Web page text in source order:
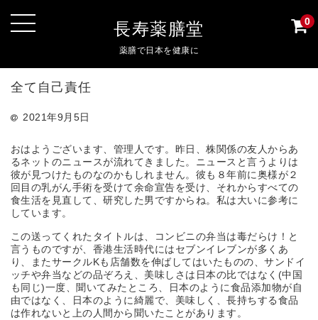
長寿薬膳堂
薬膳で日本を健康に
0
全て自己責任
2021年9月5日
おはようございます、管理人です。昨日、株関係の友人からあ
るネットのニュースが流れてきました。ニュースと言うよりは
彼が見つけたものなのかもしれません。彼も８年前に奥様が２
回目の乳がん手術を受けて余命宣告を受け、それからすべての
食生活を見直して、研究した男ですからね。私は大いに参考に
しています。
この送ってくれたタイトルは、コンビニの弁当は毒だらけ！と
言うものですが、香港生活時代にはセブンイレブンが多くあ
り、またサークルKも店舗数を伸ばしてはいたものの、サンドイ
ッチや弁当などの品ぞろえ、美味しさは日本の比ではなく(中国
も同じ)一度、聞いてみたところ、日本のように食品添加物が自
由ではなく、日本のように綺麗で、美味しく、長持ちする食品
は作れないと上の人間から聞いたことがあります。